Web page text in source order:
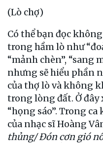
(Lò chợ)
Có thể bạn đọc
trong hầm lò như
“mảnh chèn”, “sang
nhưng sẽ hiểu phần
của thợ lò và không
trong lòng đất. Ở đây
“họng sáo”. Trong
của nhạc sĩ Hoàng
thủng/ Đón cơn gió